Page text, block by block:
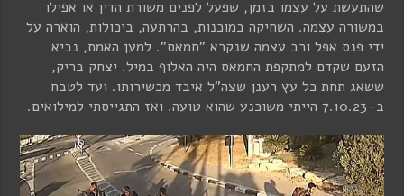
שהתעשת על עצמו בזמן, שפעל לפנים משורת הדין או אפילו
במשורה עצמה. השחיקה במוכנות, בהרתעה, ביכולות, הוארה על
ידי פנס אפל ורב עצמה שנקרא "חמאס". למען האמת, נביא
הזעם שקדם למתקפת החמאס היה האלוף במיל. יצחק בריק,
ששאג תחת כל עץ רענן שצה"ל איבד מכשירותו. ועד לטבח
ב-7.10.23 הייתי משוכנע שהוא טועה. ואז התגייסתי למילואים.